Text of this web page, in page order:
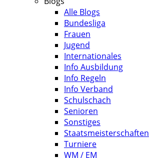
Alle Blogs
Bundesliga
Frauen
Jugend
Internationales
Info Ausbildung
Info Regeln
Info Verband
Schulschach
Senioren
Sonstiges
Staatsmeisterschaften
Turniere
WM / EM